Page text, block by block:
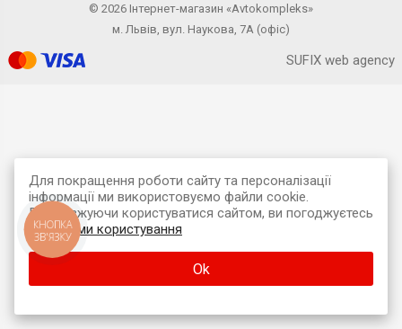
© 2026 Інтернет-магазин «Avtokompleks»
м. Львів, вул. Наукова, 7А (офіс)
SUFIX web agency
Для покращення роботи сайту та персоналізації
інформації ми використовуємо файли cookie.
Продовжуючи користуватися сайтом, ви погоджуєтесь
зумовами користування
Ok
КНОПКА
ЗВ'ЯЗКУ